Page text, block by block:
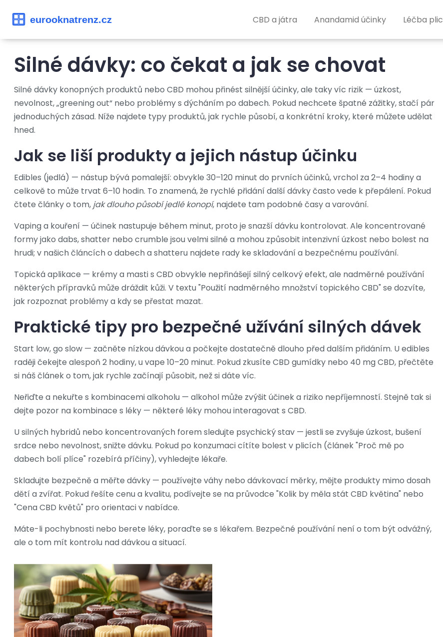
CBD a játra Anandamid účinky Léčba plic
Silné dávky: co čekat a jak se chovat
Silné dávky konopných produktů nebo CBD mohou přinést silnější účinky, ale taky víc rizik — úzkost,
nevolnost, „greening out“ nebo problémy s dýcháním po dabech. Pokud nechcete špatné zážitky, stačí pár
jednoduchých zásad. Níže najdete typy produktů, jak rychle působí, a konkrétní kroky, které můžete udělat
hned.
Jak se liší produkty a jejich nástup účinku
Edibles (jedlá) — nástup bývá pomalejší: obvykle 30–120 minut do prvních účinků, vrchol za 2–4 hodiny a
celkově to může trvat 6–10 hodin. To znamená, že rychlé přidání další dávky často vede k přepálení. Pokud
čtete články o tom, jak dlouho působí jedlé konopí, najdete tam podobné časy a varování.
Vaping a kouření — účinek nastupuje během minut, proto je snazší dávku kontrolovat. Ale koncentrované
formy jako dabs, shatter nebo crumble jsou velmi silné a mohou způsobit intenzivní úzkost nebo bolest na
hrudi; v našich článcích o dabech a shatteru najdete rady ke skladování a bezpečnému používání.
Topická aplikace — krémy a masti s CBD obvykle nepřinášejí silný celkový efekt, ale nadměrné používání
některých přípravků může dráždit kůži. V textu "Použití nadměrného množství topického CBD" se dozvíte,
jak rozpoznat problémy a kdy se přestat mazat.
Praktické tipy pro bezpečné užívání silných dávek
Start low, go slow — začněte nízkou dávkou a počkejte dostatečně dlouho před dalším přidáním. U edibles
raději čekejte alespoň 2 hodiny, u vape 10–20 minut. Pokud zkusíte CBD gumídky nebo 40 mg CBD, přečtěte
si náš článek o tom, jak rychle začínají působit, než si dáte víc.
Neřiďte a nekuřte s kombinacemi alkoholu — alkohol může zvýšit účinek a riziko nepříjemností. Stejně tak si
dejte pozor na kombinace s léky — některé léky mohou interagovat s CBD.
U silných hybridů nebo koncentrovaných forem sledujte psychický stav — jestli se zvyšuje úzkost, bušení
srdce nebo nevolnost, snižte dávku. Pokud po konzumaci cítíte bolest v plicích (článek "Proč mě po
dabech bolí plíce" rozebírá příčiny), vyhledejte lékaře.
Skladujte bezpečně a měřte dávky — používejte váhy nebo dávkovací měrky, mějte produkty mimo dosah
dětí a zvířat. Pokud řešíte cenu a kvalitu, podívejte se na průvodce "Kolik by měla stát CBD květina" nebo
"Cena CBD květů" pro orientaci v nabídce.
Máte-li pochybnosti nebo berete léky, poraďte se s lékařem. Bezpečné používání není o tom být odvážný,
ale o tom mít kontrolu nad dávkou a situací.